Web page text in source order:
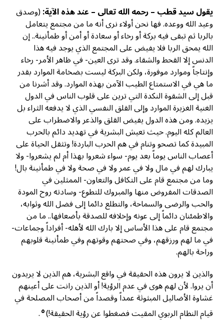
يقول سيد قطب – رحمه الله تعالى – عند هذه الآية:(وصدق
وعيد الله ووعده. فها نحن أولاء نرى أنه ما من مجتمع يتعامل
بالربا ثم تبقى فيه بركة أو رخاء أو سعادة أو أمن أو طمأنينة.. إن
الله يمحق الربا فلا يفيض على المجتمع الذي يوجد فيه هذا
الدنس إلا القحط والشقاء. وقد ترى العين- في ظاهر الأمر- رخاء
وإنتاجاً وموارد موفورة، ولكن البركة ليست بضخامة الموارد بقدر
ما هي في الاستمتاع الطيب الآمن بهذه الموارد. وقد أشرنا من
قبل إلى الشقوة النكدة التي ترين على قلوب الناس في الدول
الغنية الغزيرة الموارد وإلى القلق النفسي الذي لا يدفعه الثراء بل
يزيده. ومن هذه الدول يفيض القلق والذعر والاضطراب على
العالم كله اليوم. حيث تعيش البشرية في تهديد دائم بالحرب
المبيدة كما تصحو وتنام في هم الحرب الباردة! وتثقل الحياة على
أعصاب الناس يوماً بعد يوم- سواء شعروا بهذا أم لم يشعروا- ولا
يبارك لهم في مال ولا في عمر ولا في صحة ولا في طمأنينة بال!
وما من مجتمع قام على التكافل والتعاون- الممثلين في
الصدقات المفروض منها والمبروك للتطوع- وسادته روح المودة
والحب والرضى والسماحة، والتطلع دائما إلى فضل الله وثوابه،
والاطمئنان دائماً إلى عونه وإخلافه للصدقة بأضعافها.. ما من
مجتمع قام على هذا الأساس إلا بارك الله لأهله- أفراداً وجماعات-
في ما لهم ورزقهم، وفي صحتهم وقوتهم وفي طمأنينة قلوبهم
وراحة بالهم.
والذين لا يرون هذه الحقيقة في واقع البشرية، هم الذين لا يريدون
أن يروا. لأن لهم هوى في عدم الرؤية! أو الذين رانت على أعينهم
غشاوة الأضاليل المبثوثة عمداً وقصداً من أصحاب المصلحة في
قيام النظام الربوي المقيت فضغطوا عن رؤية الحقيقة!)٥.